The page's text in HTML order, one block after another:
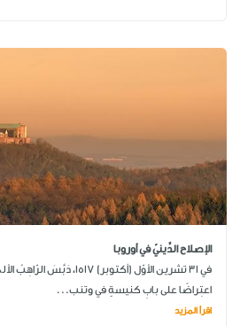
الإصلاح الدِّينيّ في أوروبا
اعتِراضًا على بابِ كنيسةٍ في وتنب...
اقرأ المزيد